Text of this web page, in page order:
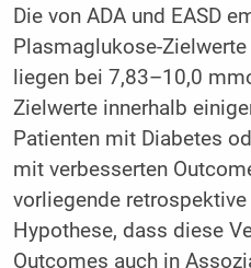
Die von ADA und EASD
Plasmaglukose-
liegen bei 7,83–10,0
Zielwerte innerhalb
Patienten mit Diabetes
mit verbesserten
vorliegende
Hypothese, dass diese
Outcomes auch in